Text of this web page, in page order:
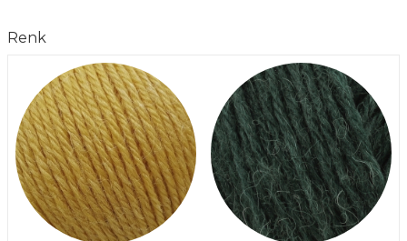
Renk